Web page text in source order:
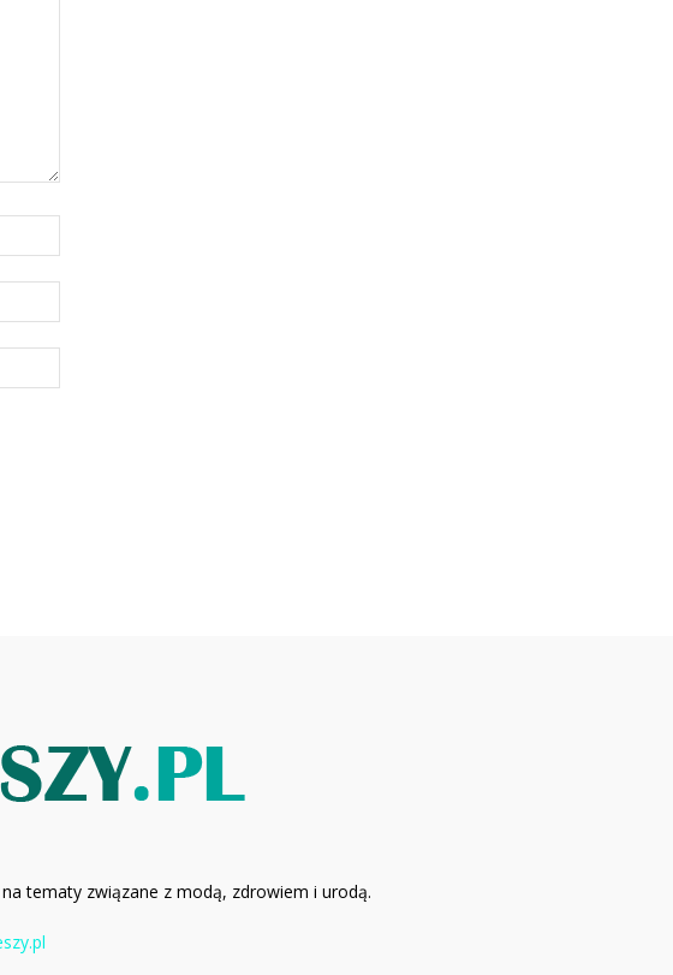
tematy związane z modą, zdrowiem i urodą.